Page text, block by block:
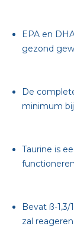
EPA en
gezond
De
minimum
Taurine is
Bevat ß-
zal